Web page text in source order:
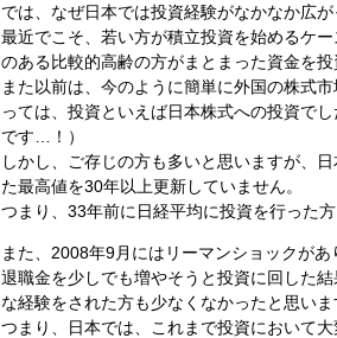
では、なぜ日本では投資経験がなかなか広
最近でこそ、若い方が積立投資を始めるケ
のある比較的高齢の方がまとまった資金を
また以前は、今のように簡単に外国の株式
っては、投資といえば日本株式への投資で
です…！）
しかし、ご存じの方も多いと思いますが、
た最高値を30年以上更新していません。
つまり、33年前に日経平均に投資を行った
また、2008年9月にはリーマンショックが
退職金を少しでも増やそうと投資に回した
な経験をされた方も少なくなかったと思いま
つまり、日本では、これまで投資において